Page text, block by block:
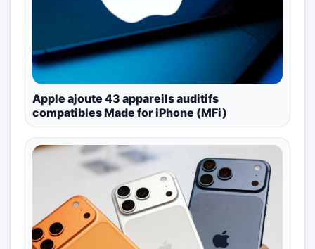
Apple ajoute 43 appareils auditifs
compatibles Made for iPhone (MFi)